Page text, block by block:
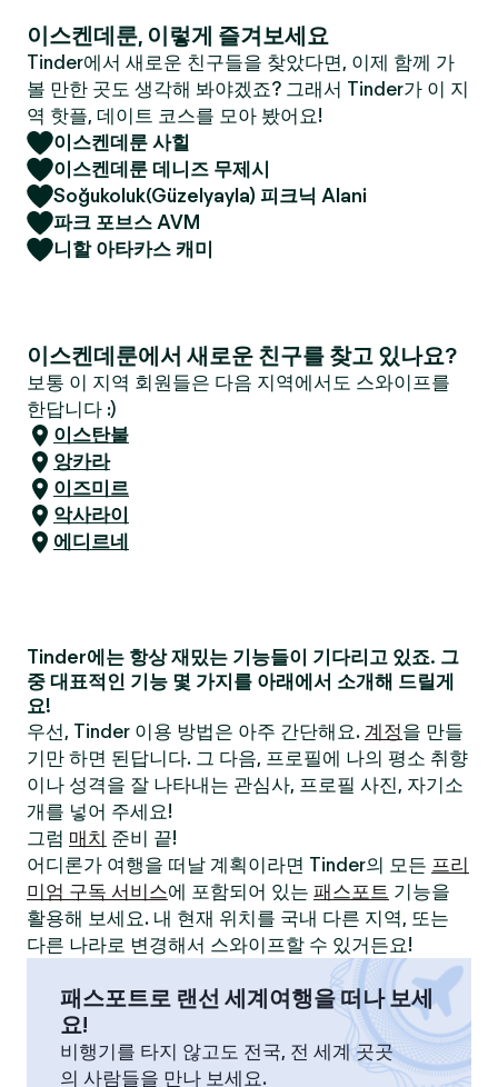
이스켄데룬, 이렇게 즐겨보세요
Tinder에서 새로운 친구들을 찾았다면, 이제 함께 가
볼 만한 곳도 생각해 봐야겠죠? 그래서 Tinder가 이 지
역 핫플, 데이트 코스를 모아 봤어요!
이스켄데룬 사힐
이스켄데룬 데니즈 무제시
Soğukoluk(Güzelyayla) 피크닉 Alani
파크 포브스 AVM
니할 아타카스 캐미
이스켄데룬에서 새로운 친구를 찾고 있나요?
보통 이 지역 회원들은 다음 지역에서도 스와이프를
한답니다 :)
이스탄불
앙카라
이즈미르
악사라이
에디르네
Tinder에는 항상 재밌는 기능들이 기다리고 있죠. 그
중 대표적인 기능 몇 가지를 아래에서 소개해 드릴게
요!
우선, Tinder 이용 방법은 아주 간단해요. 계정을 만들
기만 하면 된답니다. 그 다음, 프로필에 나의 평소 취향
이나 성격을 잘 나타내는 관심사, 프로필 사진, 자기소
개를 넣어 주세요!
그럼 매치 준비 끝!
어디론가 여행을 떠날 계획이라면 Tinder의 모든 프리
미엄 구독 서비스에 포함되어 있는 패스포트 기능을
활용해 보세요. 내 현재 위치를 국내 다른 지역, 또는
다른 나라로 변경해서 스와이프할 수 있거든요!
패스포트로 랜선 세계여행을 떠나 보세
요!
비행기를 타지 않고도 전국, 전 세계 곳곳
의 사람들을 만나 보세요.